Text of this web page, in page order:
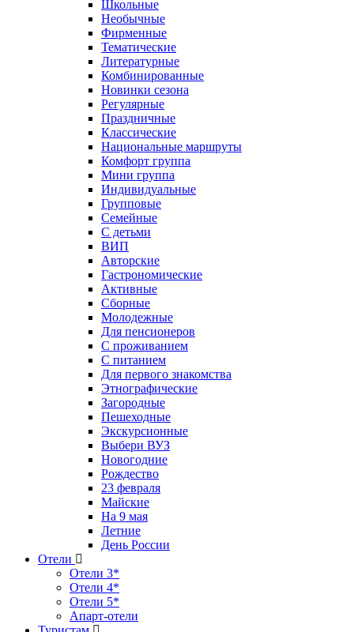
Школьные
Необычные
Фирменные
Тематические
Литературные
Комбинированные
Новинки сезона
Регулярные
Праздничные
Классические
Национальные маршруты
Комфорт группа
Мини группа
Индивидуальные
Групповые
Семейные
С детьми
ВИП
Авторские
Гастрономические
Активные
Сборные
Молодежные
Для пенсионеров
С проживанием
С питанием
Для первого знакомства
Этнографические
Загородные
Пешеходные
Экскурсионные
Выбери ВУЗ
Новогодние
Рождество
23 февраля
Майские
На 9 мая
Летние
День России
Отели
Отели 3*
Отели 4*
Отели 5*
Апарт-отели